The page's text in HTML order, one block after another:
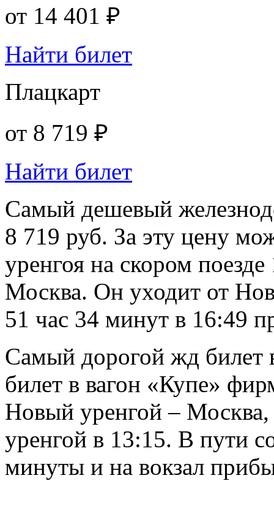
от 14 401 ₽
Найти билет
Плацкарт
от 8 719 ₽
Найти билет
Самый дешевый
8 719 руб. За эту цену
уренгоя на скором
Москва. Он уходит от
51 час 34 минут в 16:49
Самый дорогой жд билет
билет в вагон «Купе»
Новый уренгой –
уренгой в 13:15. В пути
минуты и на вокзал